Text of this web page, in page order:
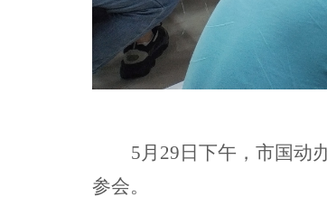
5月29日下午，市国动
参会。